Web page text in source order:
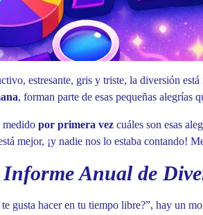
estresante, gris y triste, la diversión
, forman parte de esas pequeñas alegrías
medido por primera vez cuáles son esas
mejor, ¡y nadie nos lo estaba contando!
Anual de
gusta hacer en tu tiempo libre?”, hay un